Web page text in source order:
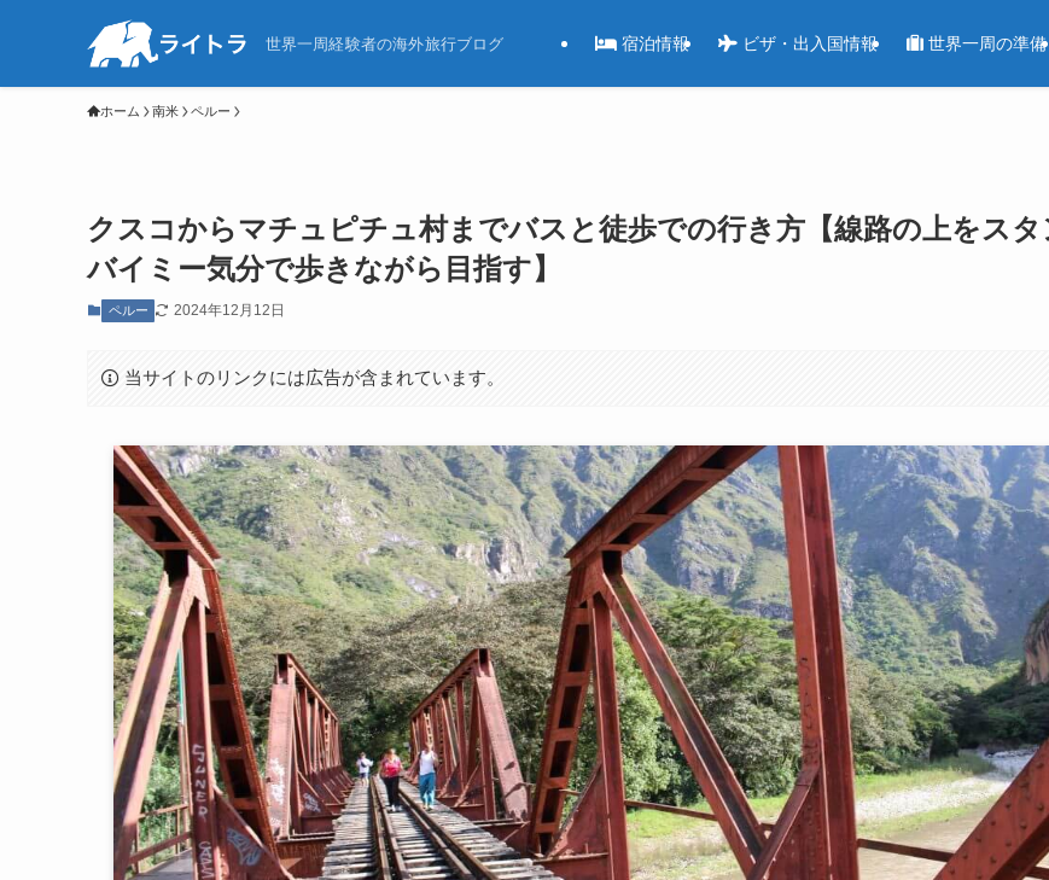
世界一周経験者の海外旅行ブログ 宿泊情報 ビザ・出入国情報 世界一周の準備
ホーム 南米 ペルー
クスコからマチュピチュ村までバスと徒歩での行き方【線路の上をスタ
バイミー気分で歩きながら目指す】
ペルー 2024年12月12日
当サイトのリンクには広告が含まれています。